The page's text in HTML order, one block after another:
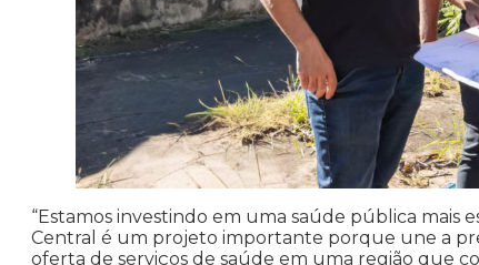
“Estamos investindo em uma saúde pública mais
Central é um projeto importante porque une a
oferta de serviços de saúde em uma região que